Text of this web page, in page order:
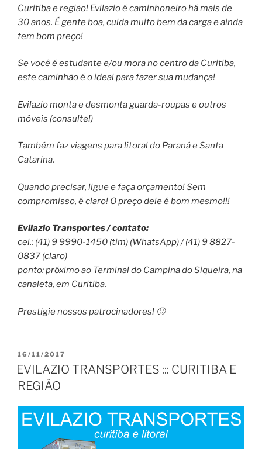
Curitiba e região! Evilazio é caminhoneiro há mais de
30 anos. É gente boa, cuida muito bem da carga e ainda
tem bom preço!
Se você é estudante e/ou mora no centro da Curitiba,
este caminhão é o ideal para fazer sua mudança!
Evilazio monta e desmonta guarda-roupas e outros
móveis (consulte!)
Também faz viagens para litoral do Paraná e Santa
Catarina.
Quando precisar, ligue e faça orçamento! Sem
compromisso, é claro! O preço dele é bom mesmo!!!
Evilazio Transportes / contato:
cel.: (41) 9 9990-1450 (tim) (WhatsApp) / (41) 9 8827-
0837 (claro)
ponto: próximo ao Terminal do Campina do Siqueira, na
canaleta, em Curitiba.
Prestigie nossos patrocinadores! 🙂
PUBLICADO
EM
16/11/2017
EVILAZIO TRANSPORTES ::: CURITIBA E
REGIÃO